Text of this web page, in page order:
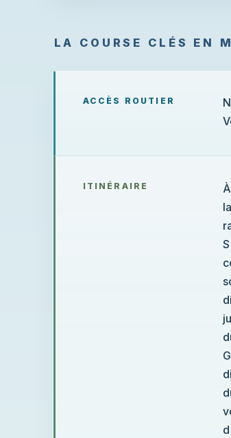
LA COURSE CLÉS EN
ACCÈS ROUTIER
ITINÉRAIRE
À
la
Gélas. Du